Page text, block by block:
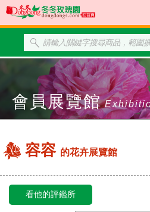
會員展覽館
容容 的花卉展覽館
看他的評鑑所